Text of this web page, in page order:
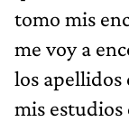
tomo mis
me voy a
los apellidos
mis